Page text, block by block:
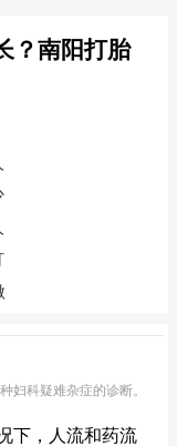
？南阳打胎
妇科疑难杂症的诊断。
下，人流和药流